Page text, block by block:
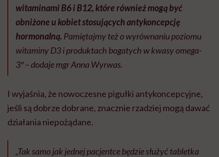
witaminami B6 i B12, które również mogą być
obniżone u kobiet stosujących antykoncepcję
hormonalną. Pamiętajmy też o wyrównaniu poziomu
witaminy D3 i produktach bogatych w kwasy omega-
3″ – dodaje mgr Anna Wyrwas.
I wyjaśnia, że nowoczesne pigułki antykoncepcyjne,
jeśli są dobrze dobrane, znacznie rzadziej mogą dawać
działania niepożądane.
„Tak samo jak jednej pacjentce będzie służyć tabletka